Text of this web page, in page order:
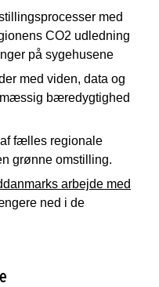
med
CO2 udledning
på sygehusene
med viden, data og
bæredygtighed
fælles regionale
grønne omstilling.
arbejde med
ned i de